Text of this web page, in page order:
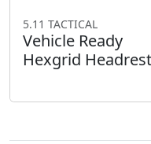
5.11 TACTICAL
Vehicle Ready
Hexgrid Headrest